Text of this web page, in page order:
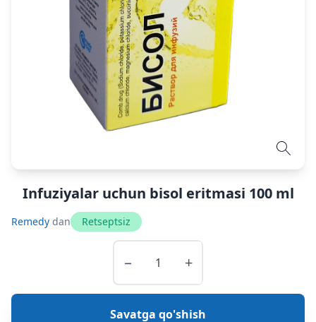
Infuziyalar uchun bisol eritmasi 100 ml
Remedy dan Retseptsiz
− +
Savatga qo'shish